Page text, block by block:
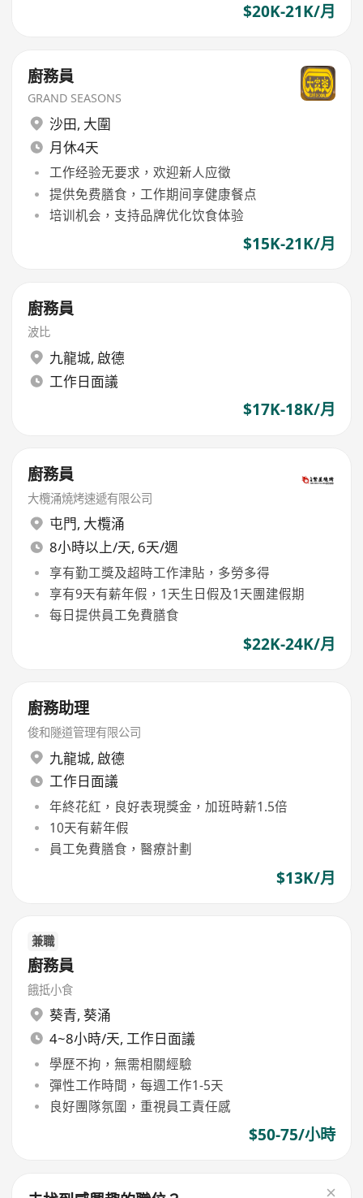
$20K-21K/月
廚務員
GRAND SEASONS
沙田, 大圍
月休4天
工作经验无要求，欢迎新人应徵
提供免费膳食，工作期间享健康餐点
培训机会，支持品牌优化饮食体验
$15K-21K/月
廚務員
波比
九龍城, 啟德
工作日面議
$17K-18K/月
廚務員
大欖涌燒烤速遞有限公司
屯門, 大欖涌
8小時以上/天, 6天/週
享有勤工獎及超時工作津貼，多勞多得
享有9天有薪年假，1天生日假及1天團建假期
每日提供員工免費膳食
$22K-24K/月
廚務助理
俊和隧道管理有限公司
九龍城, 啟德
工作日面議
年終花紅，良好表現獎金，加班時薪1.5倍
10天有薪年假
員工免費膳食，醫療計劃
$13K/月
兼職
廚務員
餓抵小食
葵青, 葵涌
4~8小時/天, 工作日面議
學歷不拘，無需相關經驗
彈性工作時間，每週工作1-5天
良好團隊氛圍，重視員工責任感
$50-75/小時